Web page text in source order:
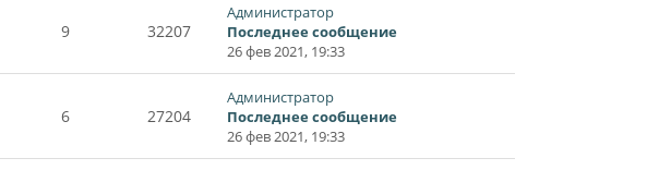
9 32207
Администратор
Последнее сообщение
26 фев 2021, 19:33
6 27204
Администратор
Последнее сообщение
26 фев 2021, 19:33